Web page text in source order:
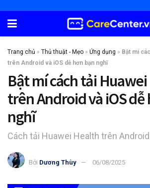
Trang chủ » Thủ thuật - Mẹo » Ứng dụng » Bật mí
trên Android và iOS dễ hơn bạn nghĩ
Bật mí cách tải
trên Android và iOS dễ
nghĩ
Cách tải Huawei Health trên Android
Bởi Dương Thùy 06/08/2025